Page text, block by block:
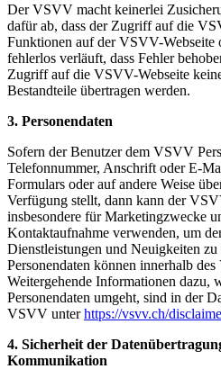
Der VSVV macht keinerlei
dafür ab, dass der Zugriff auf die
Funktionen auf der VSVV-Webseite
fehlerlos verläuft, dass Fehler
Zugriff auf die VSVV-Webseite
Bestandteile übertragen werden.
3. Personendaten
Sofern der Benutzer dem VSVV
Telefonnummer, Anschrift oder E-
Formulars oder auf andere Weise
Verfügung stellt, dann kann der
insbesondere für Marketingzwecke
Kontaktaufnahme verwenden, um
Dienstleistungen und Neuigkeiten
Personendaten können innerhalb
Weitergehende Informationen dazu,
Personendaten umgeht, sind in der
VSVV unterhttps://vsvv.ch/
4. Sicherheit der
Kommunikation